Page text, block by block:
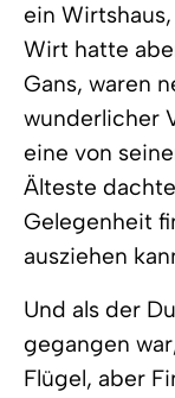
ein
Wirt hatte
Gans, waren
wunderlicher
eine von
Älteste
Gelegenheit
ausziehen
Und als der
gegangen
Flügel, aber